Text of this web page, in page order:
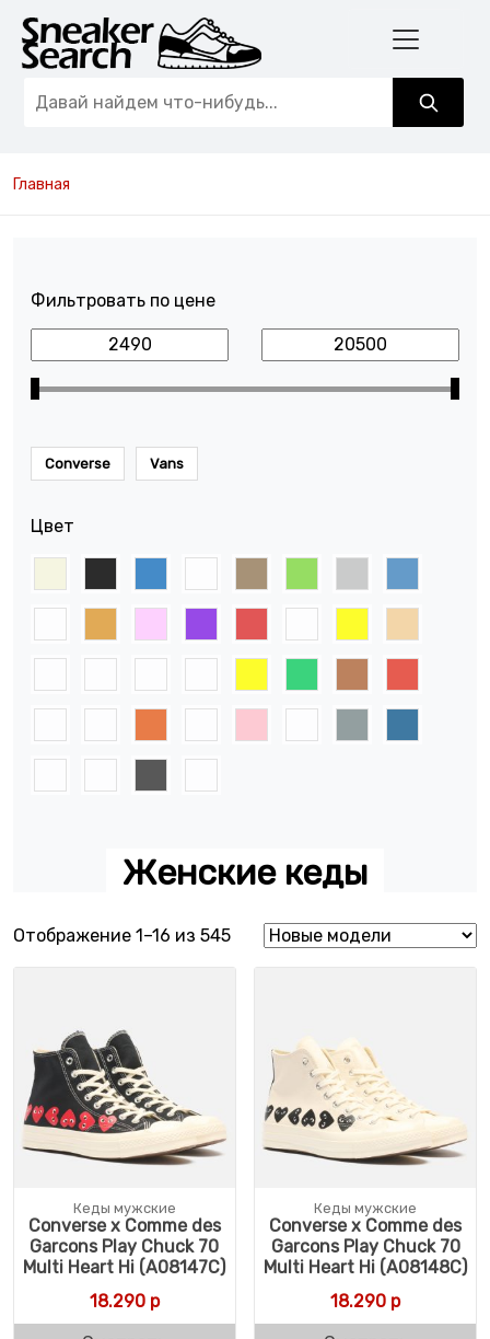
Главная
Женские кеды
Отображение 1–16 из 545Сортировка: самые недавние
Кеды мужские
Converse x Comme des
Garcons Play Chuck 70
Multi Heart Hi (A08147C)
18.290р
Кеды мужские
Converse x Comme des
Garcons Play Chuck 70
Multi Heart Hi (A08148C)
18.290 р
Фильтровать по цене
Converse Vans
Цвет